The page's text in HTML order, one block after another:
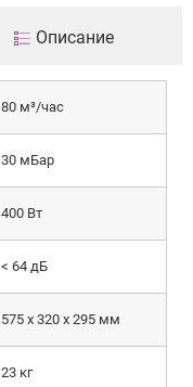
Описание
80 м³/час
30 мБар
400 Вт
< 64 дБ
575 x 320 x 295 мм
23 кг